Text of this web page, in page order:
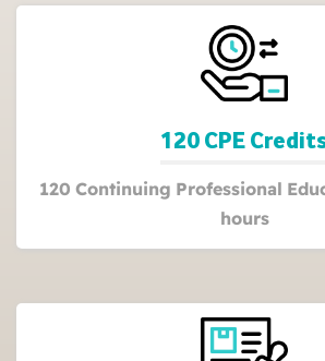
120 CPE
120 Continuing Professional
hours